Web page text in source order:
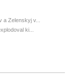
Zelenskyj v...
ki...